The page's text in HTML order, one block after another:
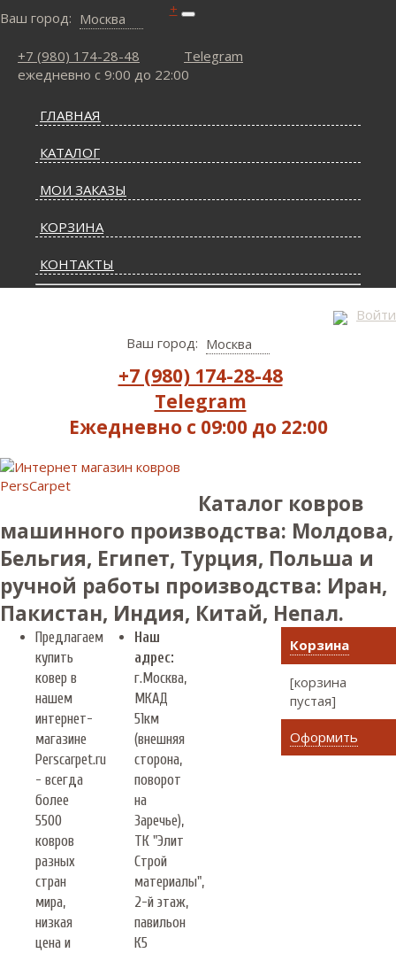
Ваш город: Москва
+7 (980) 174-28-48
Telegram
ежедневно с 9:00 до 22:00
+
ГЛАВНАЯ
КАТАЛОГ
МОИ ЗАКАЗЫ
КОРЗИНА
КОНТАКТЫ
ДОСТАВКА И ОПЛАТА
Войти
Ваш город: Москва
+7 (980) 174-28-48
Telegram
Ежедневно с 09:00 до 22:00
Каталог ковров
машинного производства: Молдова,
Бельгия, Египет, Турция, Польша и
ручной работы производства: Иран,
Пакистан, Индия, Китай, Непал.
Предлагаем
купить
ковер в
нашем
интернет-
магазине
Perscarpet.ru
- всегда
более
5500
ковров
разных
стран
мира,
низкая
цена и
Наш
адрес:
г.Москва,
МКАД
51км
(внешняя
сторона,
поворот
на
Заречье),
ТК "Элит
Строй
материалы",
2-й этаж,
павильон
К5
Корзина
[корзина
пустая]
Оформить